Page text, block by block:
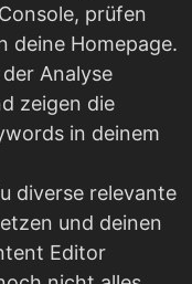
prüfen
deine Homepage.
Analyse
zeigen die
in deinem
diverse relevante
und deinen
Editor